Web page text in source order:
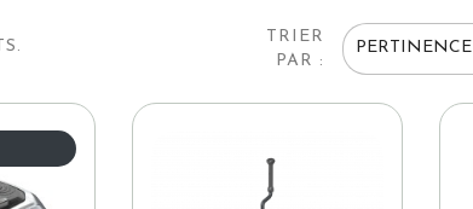
TRIER
PAR :
PERTINENCE